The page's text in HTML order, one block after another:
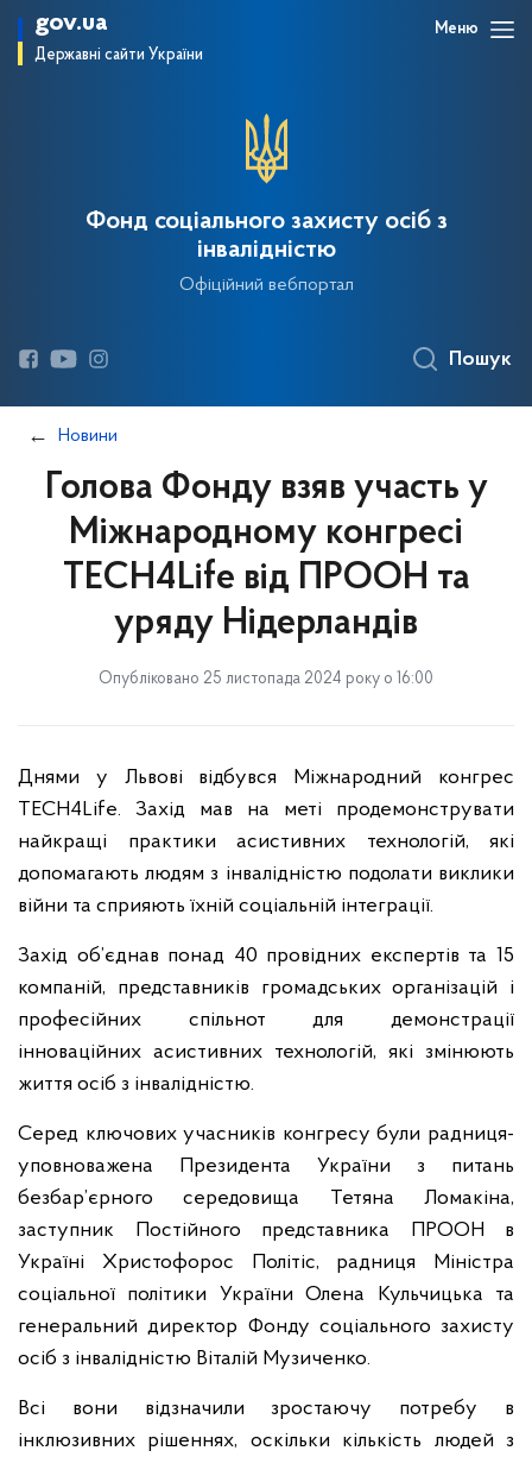
gov.ua
Державні сайти України
Меню
Фонд соціального захисту осіб з
інвалідністю
Офіційний вебпортал
Пошук
Новини
Голова Фонду взяв участь у
Міжнародному конгресі
TECH4Life від ПРООН та
уряду Нідерландів
Опубліковано 25 листопада 2024 року о 16:00
Днями у Львові відбувся
Міжнародний конгрес
TECH4Life. Захід мав на меті продемонструвати
найкращі практики асистивних технологій, які
допомагають людям з інвалідністю подолати виклики
війни та сприяють їхній соціальній інтеграції.
Захід об’єднав понад 40 провідних експертів та 15
компаній, представників громадських організацій і
професійних спільнот для демонстрації
інноваційних асистивних технологій, які змінюють
життя осіб з інвалідністю.
Серед ключових учасників конгресу були радниця-
уповноважена Президента України з питань
безбар’єрного середовища Тетяна Ломакіна,
заступник Постійного представника ПРООН в
Україні Христофорос Політіс, радниця Міністра
соціальної політики України Олена Кульчицька та
генеральний директор Фонду соціального захисту
осіб з інвалідністю Віталій Музиченко.
Всі вони відзначили зростаючу потребу в
інклюзивних рішеннях, оскільки кількість людей з